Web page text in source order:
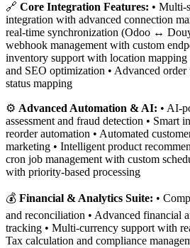
🔗 Core Integration Features: • Multi-
integration with advanced connection
real-time synchronization (Odoo ↔
webhook management with custom
inventory support with location mapping
and SEO optimization • Advanced
status mapping
⚙️ Advanced Automation & AI: • AI-
assessment and fraud detection • Smart
reorder automation • Automated
marketing • Intelligent product
cron job management with custom
with priority-based processing
💰 Financial & Analytics Suite: •
and reconciliation • Advanced financial
tracking • Multi-currency support with
Tax calculation and compliance